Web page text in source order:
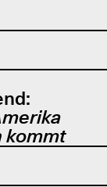
kommt